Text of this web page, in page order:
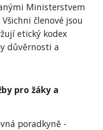
Ministerstvem
členové jsou
etický kodex
důvěrnosti a
pro žáky a
poradkyně -